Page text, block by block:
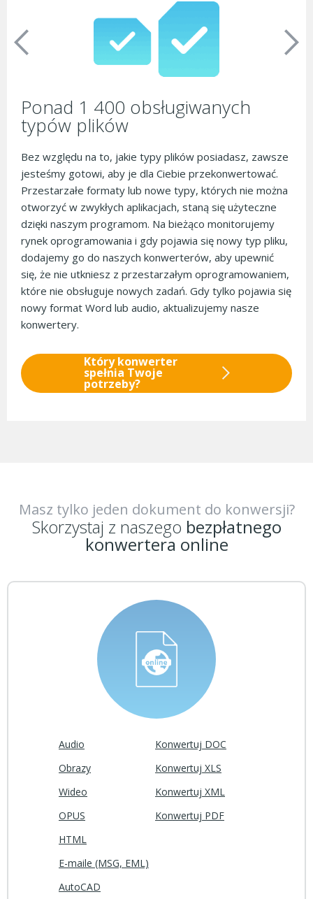
Ponad 1 400 obsługiwanych
typów plików
Bez względu na to, jakie typy plików posiadasz, zawsze
jesteśmy gotowi, aby je dla Ciebie przekonwertować.
Przestarzałe formaty lub nowe typy, których nie można
otworzyć w zwykłych aplikacjach, staną się użyteczne
dzięki naszym programom. Na bieżąco monitorujemy
rynek oprogramowania i gdy pojawia się nowy typ pliku,
dodajemy go do naszych konwerterów, aby upewnić
się, że nie utkniesz z przestarzałym oprogramowaniem,
które nie obsługuje nowych zadań. Gdy tylko pojawia się
nowy format Word lub audio, aktualizujemy nasze
konwertery.
Który konwerter
spełnia Twoje
potrzeby?
Masz tylko jeden dokument do konwersji?
Skorzystaj z naszego bezpłatnego
konwertera online
Audio
Obrazy
Wideo
OPUS
Konwertuj DOC
Konwertuj XLS
Konwertuj XML
Konwertuj PDF
HTML
E-maile (MSG, EML)
AutoCAD